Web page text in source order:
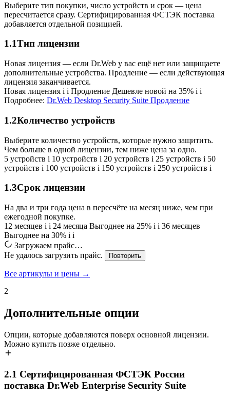
Выберите тип покупки, число устройств и срок — цена
пересчитается сразу. Сертифицированная ФСТЭК поставка
добавляется отдельной позицией.
1.1Тип лицензии
Новая лицензия — если Dr.Web у вас ещё нет или защищаете
дополнительные устройства. Продление — если действующая
лицензия заканчивается.
Новая лицензия i i Продление Дешевле новой на 35% i i
Подробнее: Dr.Web Desktop Security Suite Продление
1.2Количество устройств
Выберите количество устройств, которые нужно защитить.
Чем больше в одной лицензии, тем ниже цена за одно.
5 устройств i 10 устройств i 20 устройств i 25 устройств i 50
устройств i 100 устройств i 150 устройств i 250 устройств i
1.3Срок лицензии
На два и три года цена в пересчёте на месяц ниже, чем при
ежегодной покупке.
12 месяцев i i 24 месяца Выгоднее на 25% i i 36 месяцев
Выгоднее на 30% i i
Загружаем прайс…
Не удалось загрузить прайс.
Повторить
Все артикулы и цены →
2
Дополнительные опции
Опции, которые добавляются поверх основной лицензии.
Можно купить позже отдельно.
2.1 Сертифицированная ФСТЭК России
поставка Dr.Web Enterprise Security Suite